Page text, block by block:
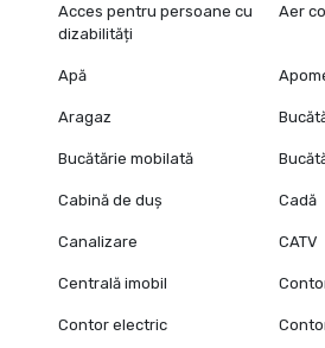
Acces pentru persoane cu
dizabilități
Aer
Apă
Aragaz
Bucătărie mobilată
Cabină de duș Cadă
Canalizare CATV
Centrală imobil
Contor electric